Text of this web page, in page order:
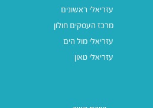
עזריאלי ראשונים
מרכז העסקים חולון
עזריאלי מול הים
עזריאלי טאון